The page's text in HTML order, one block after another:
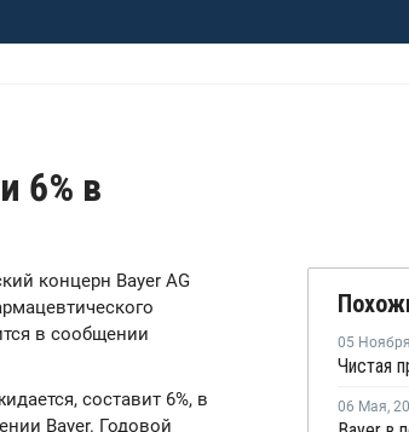
6% в
концерн Bayer AG
в сообщении
составит 6%, в
Bayer. Годовой
05 Ноября
06 Мая,